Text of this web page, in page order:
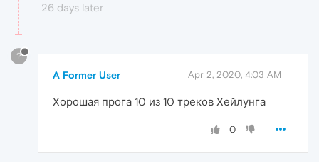
26 days later
?
A Former User Apr 2, 2020, 4:03 AM
Хорошая прога 10 из 10 треков Хейлунга
0